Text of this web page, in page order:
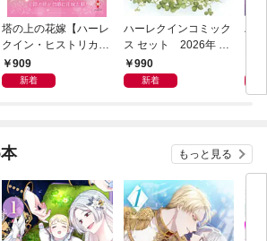
塔の上の花嫁【ハーレ
クイン・ヒストリカ
ル・スペシャル版】
909
新着
ハーレクインコミック
ス セット 2026年 vo
l.943
990
新着
ハ
もっと見る